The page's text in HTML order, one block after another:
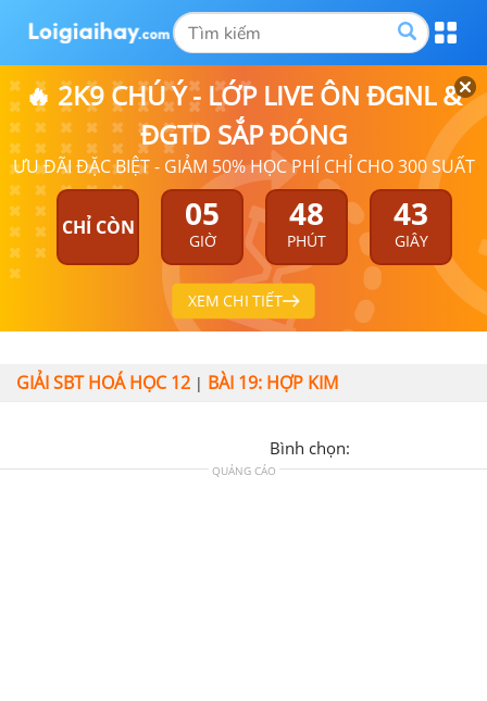
🔥 2K9 CHÚ Ý - LỚP LIVE ÔN ĐGNL &
ĐGTD SẮP ĐÓNG
ƯU ĐÃI ĐẶC BIỆT - GIẢM 50% HỌC PHÍ CHỈ CHO 300 SUẤT
CHỈ CÒN 05
GIỜ
48
PHÚT
43
GIÂY
XEM CHI TIẾT
GIẢI SBT HOÁ HỌC 12 | BÀI 19: HỢP KIM
Bình chọn:
QUẢNG CÁO